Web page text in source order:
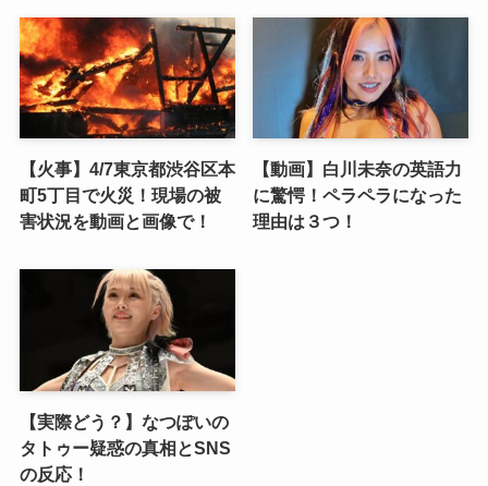
【火事】4/7東京都渋谷区本
町5丁目で火災！現場の被
害状況を動画と画像で！
【動画】白川未奈の英語力
に驚愕！ペラペラになった
理由は３つ！
【実際どう？】なつぽいの
タトゥー疑惑の真相とSNS
の反応！